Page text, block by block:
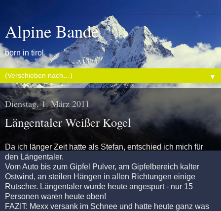
Alpine Bande
born in tirol
▼
Dienstag, 1. März 2011
Längentaler Weißer Kogel
Da ich länger Zeit hatte als Stefan, entschied ich mich für
den Längentaler.
Vom Auto bis zum Gipfel Pulver, am Gipfelbereich kalter
Ostwind, an steilen Hängen in allen Richtungen einige
Rutscher. Längentaler wurde heute angespurt - nur 15
Personen waren heute oben!
FAZIT: Mexx versank im Schnee und hatte heute ganz was